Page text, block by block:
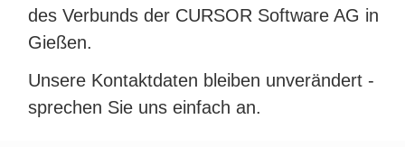
des Verbunds der CURSOR Software AG in
Gießen.
Unsere Kontaktdaten bleiben unverändert -
sprechen Sie uns einfach an.